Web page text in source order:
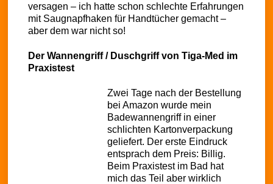
versagen – ich hatte schon schlechte Erfahrungen
mit Saugnapfhaken für Handtücher gemacht –
aber dem war nicht so!
Der Wannengriff / Duschgriff von Tiga-Med im
Praxistest
Zwei Tage nach der Bestellung
bei Amazon wurde mein
Badewannengriff in einer
schlichten Kartonverpackung
geliefert. Der erste Eindruck
entsprach dem Preis: Billig.
Beim Praxistest im Bad hat
mich das Teil aber wirklich